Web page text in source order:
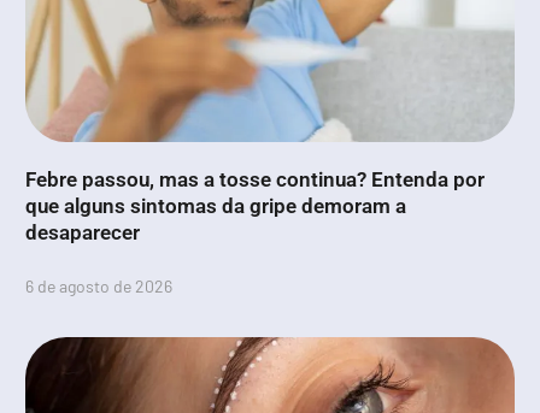
Febre passou, mas a tosse continua? Entenda por
que alguns sintomas da gripe demoram a
desaparecer
6 de agosto de 2026